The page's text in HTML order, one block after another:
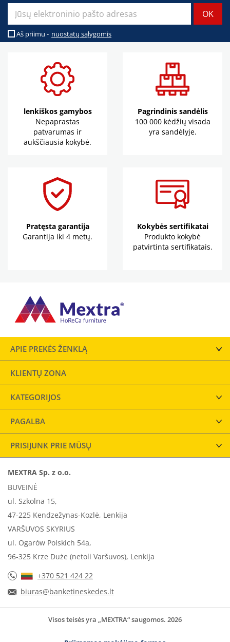
Aš priimu - nuostatų sąlygomis
lenkiškos gamybos
Nepaprastas
patvarumas ir
aukščiausia kokybė.
Pagrindinis sandėlis
100 000 kėdžių visada
yra sandėlyje.
Pratęsta garantija
Garantija iki 4 metų.
Kokybės sertifikatai
Produkto kokybė
patvirtinta sertifikatais.
APIE PREKĖS ŽENKLĄ
KLIENTŲ ZONA
KATEGORIJOS
PAGALBA
PRISIJUNK PRIE MŪSŲ
MEXTRA Sp. z o.o.
BUVEINĖ
ul. Szkolna 15,
47-225 Kendzežynas-Kozlė, Lenkija
VARŠUVOS SKYRIUS
ul. Ogarów Polskich 54a,
96-325 Krze Duże (netoli Varšuvos), Lenkija
+370 521 424 22
biuras@banketineskedes.lt
Visos teisės yra „MEXTRA“ saugomos. 2026